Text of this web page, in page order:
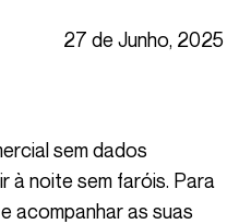
27 de Junho, 2025
à noite sem faróis. Para
acompanhar as suas